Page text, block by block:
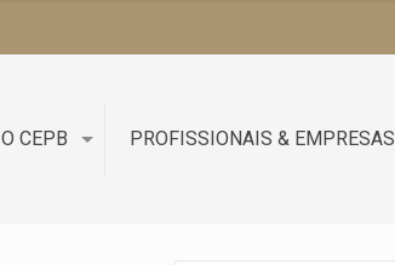
O CEPB PROFISSIONAIS & EMPRESAS